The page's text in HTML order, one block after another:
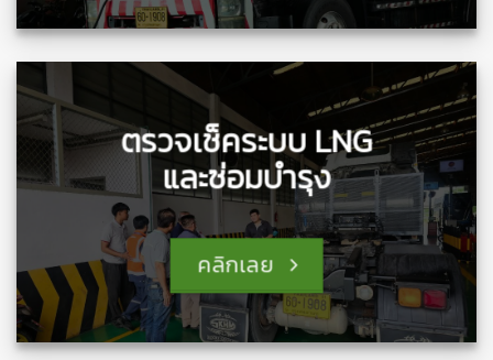
ตรวจเช็คระบบ LNG
และซ่อมบำรุง
คลิกเลย